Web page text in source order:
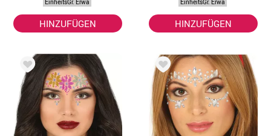
EinheitsGr. Erwa
HINZUFÜGEN
EinheitsGr. Erwa
HINZUFÜGEN